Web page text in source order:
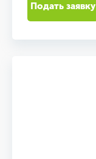
Подать заявку